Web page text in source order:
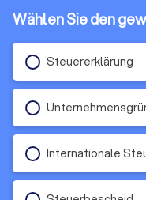
Wählen Sie den
Steuererklärung
Internationale